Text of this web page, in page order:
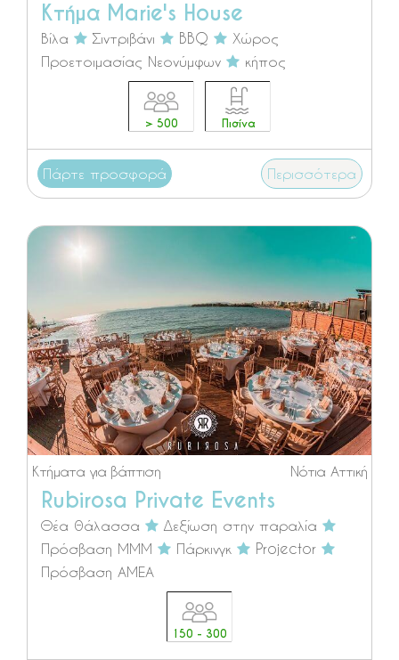
Κτήμα Marie's House
Βίλα Σιντριβάνι BBQ
Χώρος
Προετοιμασίας Νεονύμφων
κήπος
> 500 Πισίνα
Πάρτε προσφορά Περισσότερα
Νότια Αττική
Κτήματα για βάπτιση
Rubirosa Private Events
Θέα θάλασσα
Δεξίωση στην παραλία
Πρόσβαση ΜΜΜ
Πάρκινγκ
Projector
Πρόσβαση ΑΜΕΑ
150 - 300